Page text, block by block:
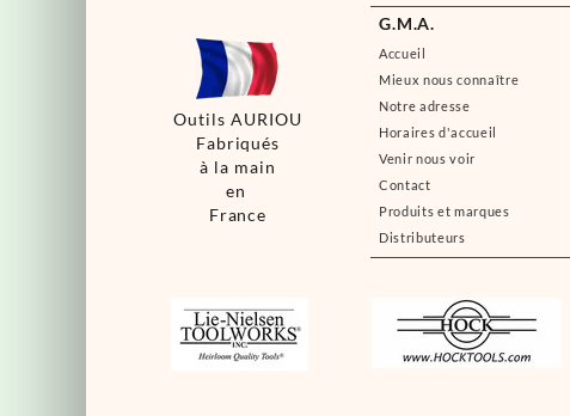
G.M.A.
Accueil
Mieux nous connaître
Notre adresse
Horaires d'accueil
Venir nous voir
Contact
Produits et marques
Distributeurs
Outils AURIOU
Fabriqués
à la main
en
France